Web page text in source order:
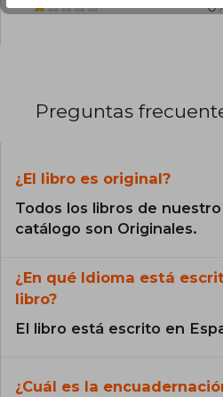
Preguntas
¿El libro es original?
Todos los libros de nuestro
catálogo son Originales.
¿En qué Idioma está
libro?
El libro está escrito en
¿Cuál es la